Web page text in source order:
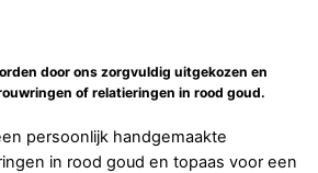
door ons zorgvuldig uitgekozen en
of relatieringen in rood goud.
persoonlijk handgemaakte
in rood goud en topaas voor een